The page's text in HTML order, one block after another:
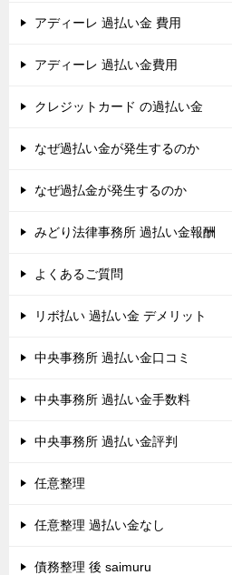
アディーレ 過払い金 費用
アディーレ 過払い金費用
クレジットカード の過払い金
なぜ過払い金が発生するのか
なぜ過払金が発生するのか
みどり法律事務所 過払い金報酬
よくあるご質問
リボ払い 過払い金 デメリット
中央事務所 過払い金口コミ
中央事務所 過払い金手数料
中央事務所 過払い金評判
任意整理
任意整理 過払い金なし
債務整理 後 saimuru